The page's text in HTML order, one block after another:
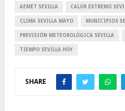
AEMET SEVILLA CALOR EXTREMO
CLIMA SEVILLA MAYO MUNICIPIOS
PREVISIÓN METEOROLÓGICA SEVILLA
TIEMPO SEVILLA HOY
SHARE